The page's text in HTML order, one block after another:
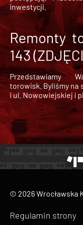
inwestycji.
Remonty
143
Przedstawiamy
torowisk. Byliśmy na
i ul. Nowowiejskiej i
© 2026 Wrocławska
Regulamin strony